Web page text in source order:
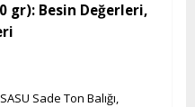
gr): Besin Değerleri,
SASU Sade Ton Balığı,